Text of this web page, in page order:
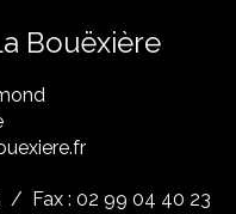
Bouëxière
/ Fax : 02 99 04 40 23